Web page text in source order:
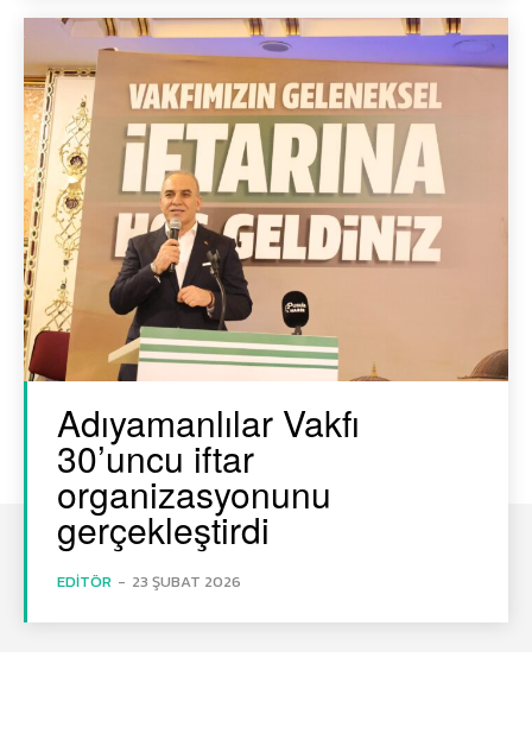
Adıyamanlılar Vakfı
30’uncu iftar
organizasyonunu
gerçekleştirdi
EDITÖR - 23 ŞUBAT 2026